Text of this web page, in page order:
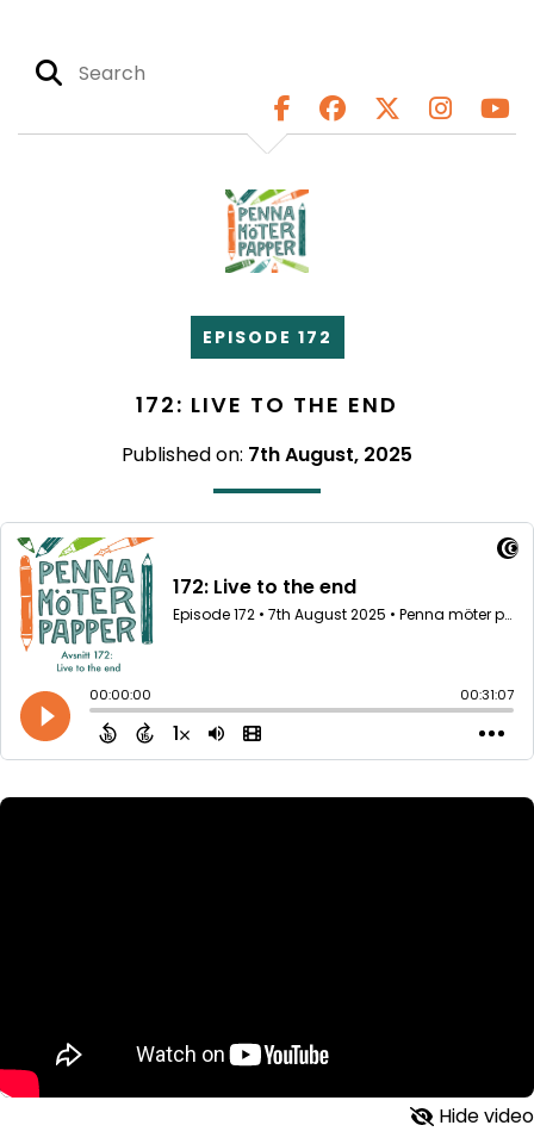
EPISODE 172
172: LIVE TO THE END
Published on: 7th August, 2025
Hide video